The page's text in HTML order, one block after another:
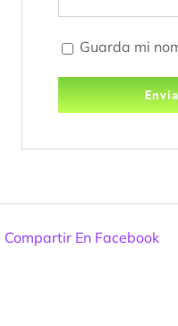
Guarda mi
Compartir En Facebook